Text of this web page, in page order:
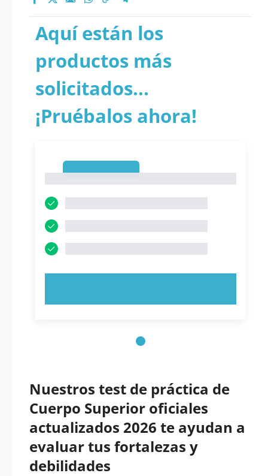
Aquí están los
productos más
solicitados...
¡Pruébalos ahora!
Nuestros test de práctica de
Cuerpo Superior oficiales
actualizados 2026 te ayudan a
evaluar tus fortalezas y
debilidades